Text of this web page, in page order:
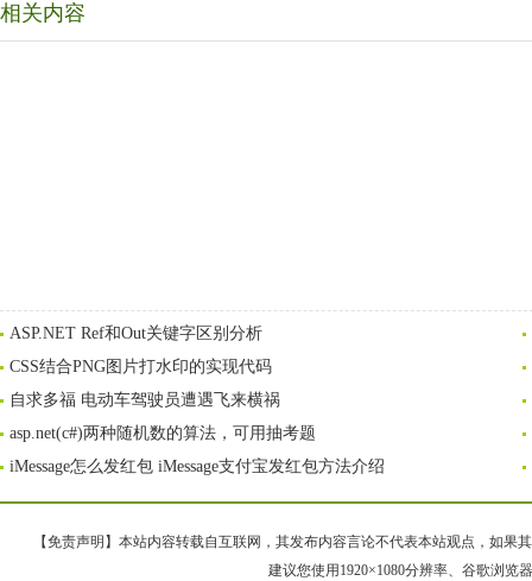
相关内容
ASP.NET Ref和Out关键字区别分析
CSS结合PNG图片打水印的实现代码
自求多福 电动车驾驶员遭遇飞来横祸
asp.net(c#)两种随机数的算法，可用抽考题
iMessage怎么发红包 iMessage支付宝发红包方法介绍
【免责声明】本站内容转载自互联网，其发布内容言论不代表本站观点，如果
建议您使用1920×1080分辨率、谷歌浏览